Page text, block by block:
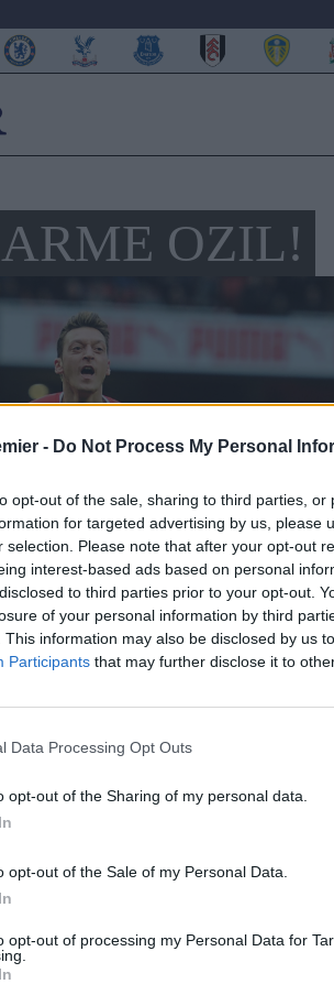
- Do Not Process My Personal
opt-out of the sale, sharing to third parties,
for targeted advertising by us, please
selection. Please note that after your opt-out
interest-based ads based on personal
to third parties prior to your opt-out.
of your personal information by third
This information may also be disclosed by us
Participants that may further disclose it to
Data Processing Opt Outs
opt-out of the Sharing of my personal data.
opt-out of the Sale of my Personal Data.
opt-out of processing my Personal Data for
OZIL!
Mesut Ozil
, avrebbe rifiutato la
classe 1988, ha il contratto